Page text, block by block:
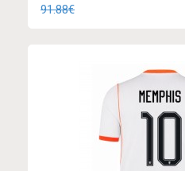
91.88€